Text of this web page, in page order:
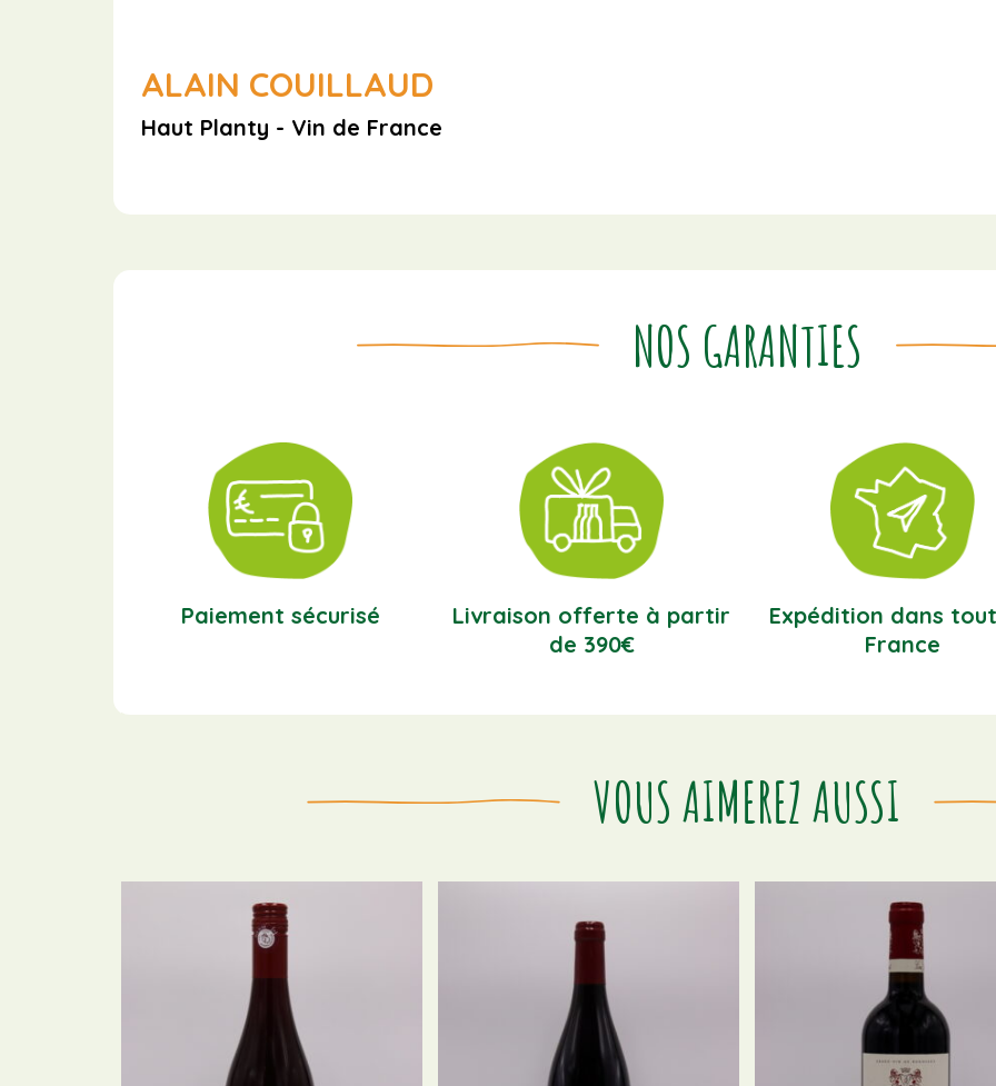
ALAIN COUILLAUD
Haut Planty - Vin de France
NOS GARANTIES
Paiement sécurisé
Livraison offerte à partir
de 390€
Expédition dans
France
VOUS AIMEREZ AUSSI